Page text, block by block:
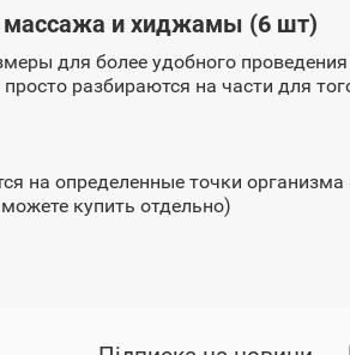
массажа и хиджамы (6 шт)
для более удобного
разбираются на части для
на определенные точки
купить отдельно)